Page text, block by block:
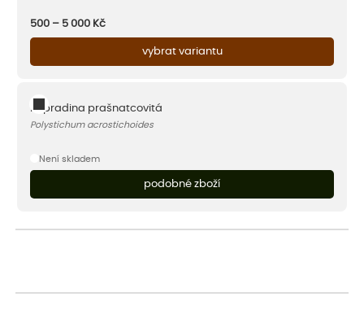
500 – 5 000 Kč
vybrat variantu
kapradina prašnatcovitá
Polystichum acrostichoides
Není skladem
podobné zboží